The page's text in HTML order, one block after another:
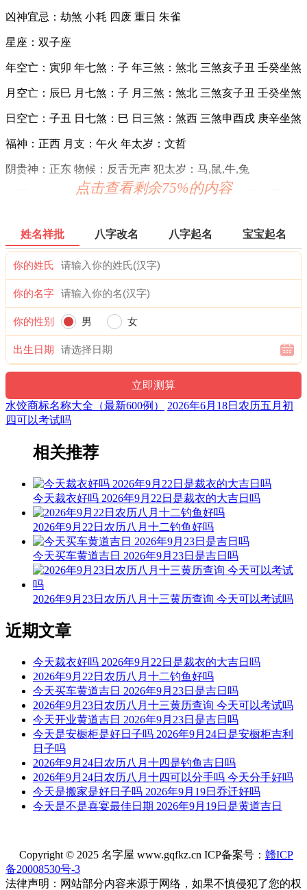
凶神宜忌：劫煞 小耗 四废 重日 朱雀
星座：双子座
年空亡：寅卯 年七煞：子 年三煞：煞北 三煞亥子丑 壬癸坐煞
月空亡：辰巳 月七煞：子 月三煞：煞北 三煞亥子丑 壬癸坐煞
日空亡：子丑 日七煞：巳 日三煞：煞西 三煞申酉戌 庚辛坐煞
福神：正西 月支：午火 年太岁：文哲
阴贵神：正东 物候：反舌无声 犯太岁：马,鼠,牛,兔
六曜：友引 — 平(早晚吉，白天凶)：依古籍观点，寓意早晚
六曜，又称孔明六曜星、小六壬，是中国传统历法中的一种注
文。后来传至日本，并于当地流行，而在中国影响日渐式微。
十二值日：执执位 — 吉：：吉：俗称“小黄道日”。吉。依古
籍观点，此日宜建屋、种植、捕捉；忌移居、出行、开
业。“执”有“执行、施行，掌握、控制，捉拿、拘捕”等意，建
房、种植、捕捉与此类意思相近，而移居、出行、开业则与其
相差较远，故有“执日宜建屋、种植、捕捉；忌移居、出行、
开业”之说。
诗云：
执日威仪总等权，得遇之星出大贤；捉贼擒盗马到成，入宅进
火亦安太。
通至有益。
九星：九紫天乙火星(吉) 二十八宿：南方井宿井木犴(吉)
财神：正南 月名：仲夏 太岁位：正南
易经卦象：山地剥 推荐吉时：子，丑，卯，午，申，酉
十二值神：朱雀 — 凶：俗称“大黑道日”。古籍云：天讼星，
利用公事，常人凶，诸事忌用，谨防争讼。
阳贵神：东南 月相：娥眉新月 岁破位：正北
根据该日的黄历信息分析可得，2026年6月18日为黑道日，就
民间说法来看，黑道日不利行事，若这一日交房，可能会有不
好的影响， 但黑道日并不是完全忌讳交房，若怕带来不好的
影响，云玥取名网请您可以另选个黄道吉日进行哦。
每日五行穿衣指南
【大吉色】绿色、青色、青绿、翠绿
被今天五行生。寓意容易得到贵人的帮助，事事顺心如意。人
缘和异性缘也会变得非常好，对身边的人来说显得格外有魅
与今天五行同。寓意幸运眷顾，做事顺利，有助于合作和谈判
的进行，实现共赢。这是一个很好的机会，不要犹豫，勇敢迈
点击查看剩余75%的内容
姓名祥批 八字改名 八字起名 宝宝起名
你的姓氏
你的名字
你的性别 男 女
出生日期
水饺商标名称大全（最新600例）
2026年6月18日农历五月初
四可以考试吗
相关推荐
今天裁衣好吗 2026年9月22日是裁衣的大吉日吗
2026年9月22日农历八月十二钓鱼好吗
今天买车黄道吉日 2026年9月23日是吉日吗
2026年9月23日农历八月十三黄历查询 今天可以考试吗
近期文章
今天裁衣好吗 2026年9月22日是裁衣的大吉日吗
2026年9月22日农历八月十二钓鱼好吗
今天买车黄道吉日 2026年9月23日是吉日吗
2026年9月23日农历八月十三黄历查询 今天可以考试吗
今天开业黄道吉日 2026年9月23日是吉日吗
今天是安橱柜是好日子吗 2026年9月24日是安橱柜吉利
日子吗
2026年9月24日农历八月十四是钓鱼吉日吗
2026年9月24日农历八月十四可以分手吗 今天分手好吗
今天是搬家是好日子吗 2026年9月19日乔迁好吗
今天是不是喜宴最佳日期 2026年9月19日是黄道吉日
Copyright © 2025 名字屋 www.gqfkz.cn ICP备案号： 赣ICP
备20008530号-3
法律声明：网站部分内容来源于网络，如果不慎侵犯了您的权